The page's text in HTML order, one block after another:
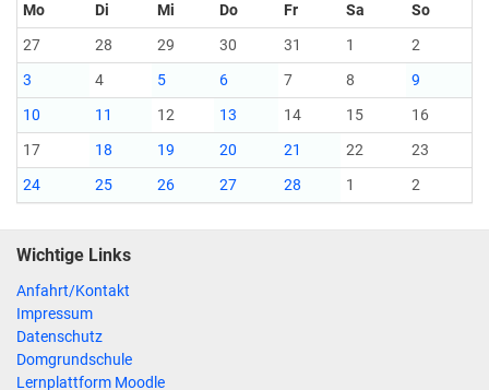
Mo Di Mi Do Fr Sa
So
27
28 29 30 31 1
2
3
4 5 6 7 8
9
10
11 12 13 14 15
16
17
18 19 20 21 22
23
24
25 26 27 28 1 2
Wichtige Links
Anfahrt/Kontakt
Impressum
Datenschutz
Domgrundschule
Lernplattform Moodle